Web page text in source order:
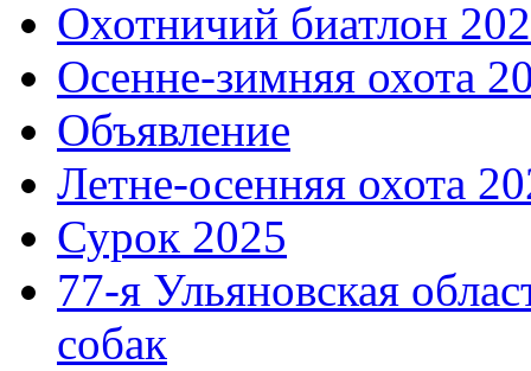
Охотничий биатлон
Осенне-зимняя охота
Объявление
Летне-осенняя охота
Сурок 2025
77-я Ульяновская
собак